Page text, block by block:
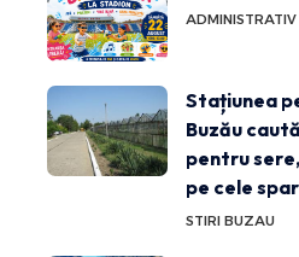
ADMINISTRATIV
Stațiunea
Buzău
pentru
pe cele
STIRI BUZAU